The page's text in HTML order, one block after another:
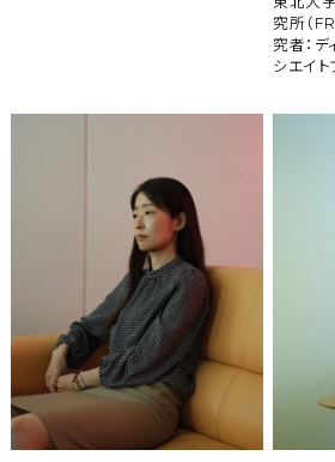
究所（
究者：デ
シエイト